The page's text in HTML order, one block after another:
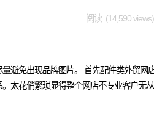
阅读 (14,590 views)
避免出现品牌图片。 首先配件类外贸网
太花俏繁琐显得整个网店不专业客户无